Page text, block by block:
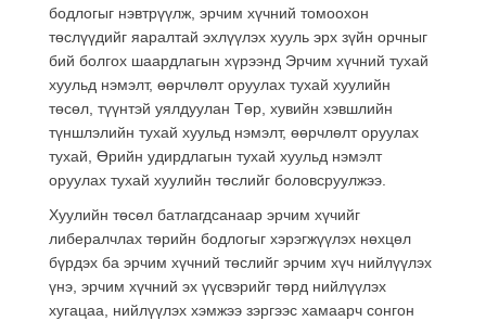
бодлогыг нэвтрүүлж, эрчим хүчний томоохон
төслүүдийг яаралтай эхлүүлэх хууль эрх зүйн орчныг
бий болгох шаардлагын хүрээнд Эрчим хүчний тухай
хуульд нэмэлт, өөрчлөлт оруулах тухай хуулийн
төсөл, түүнтэй уялдуулан Төр, хувийн хэвшлийн
түншлэлийн тухай хуульд нэмэлт, өөрчлөлт оруулах
тухай, Өрийн удирдлагын тухай хуульд нэмэлт
оруулах тухай хуулийн төслийг боловсруулжээ.
Хуулийн төсөл батлагдсанаар эрчим хүчийг
либералчлах төрийн бодлогыг хэрэгжүүлэх нөхцөл
бүрдэх ба эрчим хүчний төслийг эрчим хүч нийлүүлэх
үнэ, эрчим хүчний эх үүсвэрийг төрд нийлүүлэх
хугацаа, нийлүүлэх хэмжээ зэргээс хамаарч сонгон